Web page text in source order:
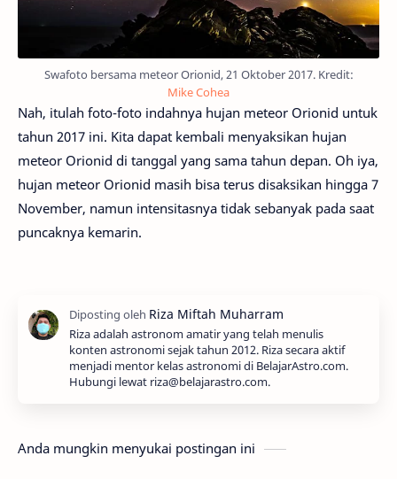
Swafoto bersama meteor Orionid, 21 Oktober 2017. Kredit:
Mike Cohea
Nah, itulah foto-foto indahnya hujan meteor Orionid untuk
tahun 2017 ini. Kita dapat kembali menyaksikan hujan
meteor Orionid di tanggal yang sama tahun depan. Oh iya,
hujan meteor Orionid masih bisa terus disaksikan hingga 7
November, namun intensitasnya tidak sebanyak pada saat
puncaknya kemarin.
Riza adalah astronom amatir yang telah menulis
konten astronomi sejak tahun 2012. Riza secara aktif
menjadi mentor kelas astronomi di BelajarAstro.com.
Hubungi lewat riza@belajarastro.com.
Anda mungkin menyukai postingan ini